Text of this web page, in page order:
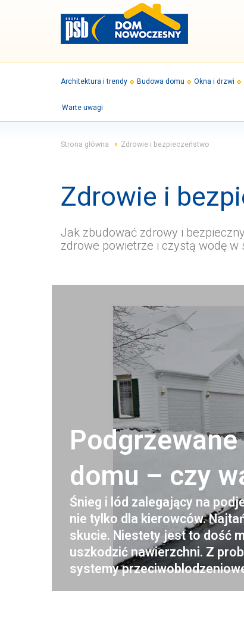
Architektura i trendy Budowa domu Okna i drzwi
Warte uwagi
Strona główna Zdrowie i bezpieczeństwo
Zdrowie i
Jak zbudować zdrowy i
zdrowe powietrze i czystą wodę w
domu – czy
Śnieg i lód zalegający na
nie tylko dla kierowców.
skucie. Niestety jest to dość
uszkodzić nawierzchni. Z
systemy